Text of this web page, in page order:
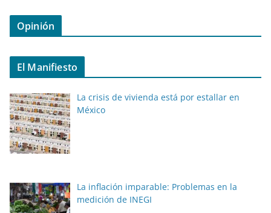
Opinión
El Manifiesto
La crisis de vivienda está por estallar en
México
La inflación imparable: Problemas en la
medición de INEGI